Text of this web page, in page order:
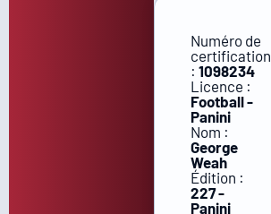
Numéro de
certification
: 1098234
Licence :
Football -
Panini
Nom :
George
Weah
Édition :
227 -
Panini